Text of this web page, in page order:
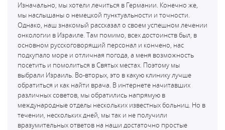
Изначально, мы хотели лечиться в Германии. Конечно же,
мы наслышаны о немецкой пунктуальности и точности.
Однако, наш знакомый рассказал о своем успешном лечении
онкологии в Израиле. Там помимо, всех достоинств был, в
основном русскоговорящий персонал и кончено, нас
подкупало море и отличная погода, а меня возможность
посетить и помолиться в Святых местах. Поэтому мы
выбрали Израиль. Во-вторых, это в какую клинику лучше
обратиться и как найти врача. В интернете начитавших
различных советов, мы обратились напрямую в
международные отделы нескольких известных больниц. Но в
течении, нескольких дней, мы так и не получили
вразумительных ответов на наши достаточно простые